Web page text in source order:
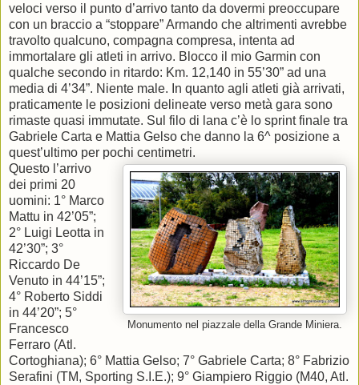
veloci verso il punto d’arrivo tanto da dovermi preoccupare
con un braccio a “stoppare” Armando che altrimenti avrebbe
travolto qualcuno, compagna compresa, intenta ad
immortalare gli atleti in arrivo. Blocco il mio Garmin con
qualche secondo in ritardo: Km. 12,140 in 55’30” ad una
media di 4’34”. Niente male. In quanto agli atleti già arrivati,
praticamente le posizioni delineate verso metà gara sono
rimaste quasi immutate. Sul filo di lana c’è lo sprint finale tra
Gabriele Carta e Mattia Gelso che danno la 6^ posizione a
quest’ultimo per pochi centimetri.
Monumento nel piazzale della Grande Miniera.
Questo l’arrivo
dei primi 20
uomini: 1° Marco
Mattu in 42’05”;
2° Luigi Leotta in
42’30”; 3°
Riccardo De
Venuto in 44’15”;
4° Roberto Siddi
in 44’20”; 5°
Francesco
Ferraro (Atl.
Cortoghiana); 6° Mattia Gelso; 7° Gabriele Carta; 8° Fabrizio
Serafini (TM, Sporting S.I.E.); 9° Giampiero Riggio (M40, Atl.